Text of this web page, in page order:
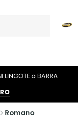
o BARRA
Romano